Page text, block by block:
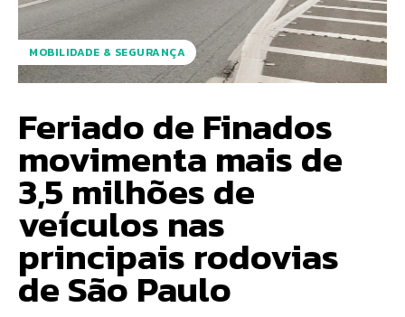
MOBILIDADE & SEGURANÇA
Feriado de Finados
movimenta mais de
3,5 milhões de
veículos nas
principais rodovias
de São Paulo